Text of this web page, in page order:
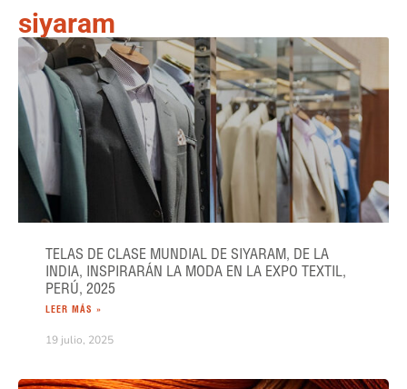
siyaram
TELAS DE CLASE MUNDIAL DE SIYARAM, DE LA
INDIA, INSPIRARÁN LA MODA EN LA EXPO TEXTIL,
PERÚ, 2025
LEER MÁS »
19 julio, 2025